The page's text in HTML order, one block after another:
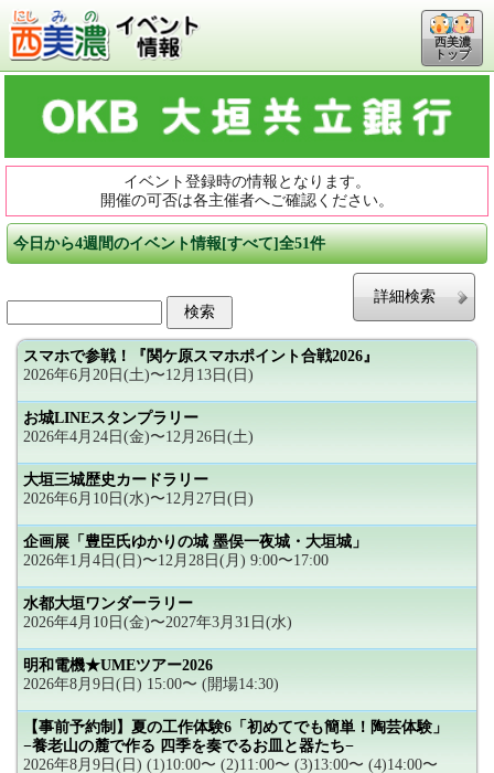
西美濃
トップ
イベント登録時の情報となります。
開催の可否は各主催者へご確認ください。
今日から4週間のイベント情報[すべて]全51件
詳細検索
スマホで参戦！『関ケ原スマホポイント合戦2026』
2026年6月20日(土)〜12月13日(日)
お城LINEスタンプラリー
2026年4月24日(金)〜12月26日(土)
大垣三城歴史カードラリー
2026年6月10日(水)〜12月27日(日)
企画展「豊臣氏ゆかりの城 墨俣一夜城・大垣城」
2026年1月4日(日)〜12月28日(月) 9:00〜17:00
水都大垣ワンダーラリー
2026年4月10日(金)〜2027年3月31日(水)
明和電機★UMEツアー2026
2026年8月9日(日) 15:00〜 (開場14:30)
【事前予約制】夏の工作体験6「初めてでも簡単！陶芸体験」
−養老山の麓で作る 四季を奏でるお皿と器たち−
2026年8月9日(日) (1)10:00〜 (2)11:00〜 (3)13:00〜 (4)14:00〜